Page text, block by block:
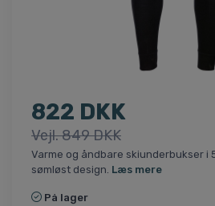
822 DKK
Vejl. 849 DKK
Varme og åndbare skiunderbukser i
sømløst design. Læs mere
På lager